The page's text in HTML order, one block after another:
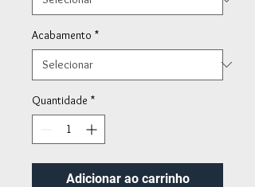
Acabamento *
Quantidade *
Adicionar ao carrinho